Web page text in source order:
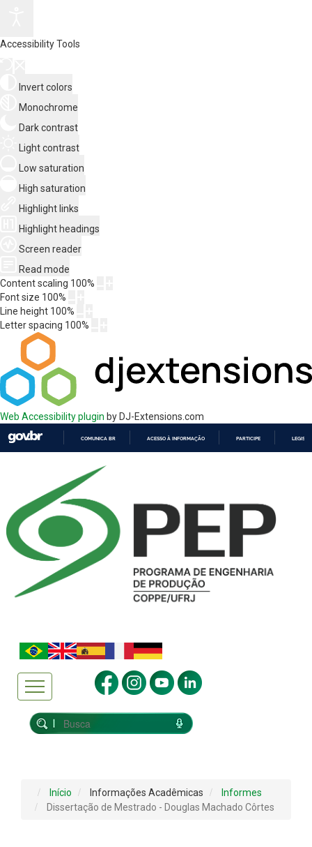
Accessibility Tools
Invert colors
Monochrome
Dark contrast
Light contrast
Low saturation
High saturation
Highlight links
Highlight headings
Screen reader
Read mode
Content scaling 100%
Font size 100%
Line height 100%
Letter spacing 100%
Web Accessibility plugin by DJ-Extensions.com
COMUNICA BR ACESSO À INFORMAÇÃO PARTICIPE
Início Informações Acadêmicas
Informes
Dissertação de Mestrado - Douglas Machado Côrtes